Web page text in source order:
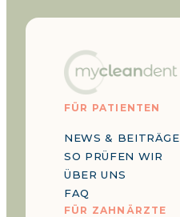
FÜR PATIENTEN
NEWS & BEITRÄGE
SO PRÜFEN WIR
ÜBER UNS
FAQ
FÜR ZAHNÄRZTE